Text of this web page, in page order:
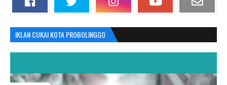
IKLAN CUKAI KOTA PROBOLINGGO